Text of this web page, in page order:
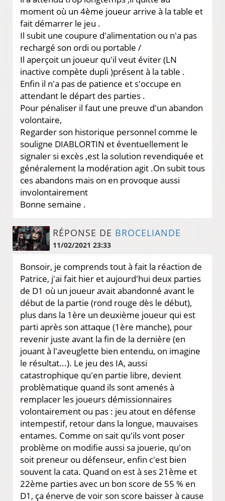
moment où un 4ème joueur arrive à la table et
fait démarrer le jeu .
Il subit une coupure d'alimentation ou n'a pas
rechargé son ordi ou portable /
Il aperçoit un joueur qu'il veut éviter (LN
inactive compète dupli )présent à la table .
Enfin il n'a pas de patience et s'occupe en
attendant le départ des parties .
Pour pénaliser il faut une preuve d'un abandon
volontaire,
Regarder son historique personnel comme le
souligne DIABLORTIN et éventuellement le
signaler si excès ,est la solution revendiquée et
généralement la modération agit .On subit tous
ces abandons mais on en provoque aussi
involontairement
Bonne semaine .
RÉPONSE DE BROCELIANDE
11/02/2021 23:33
Bonsoir, je comprends tout à fait la réaction de
Patrice, j'ai fait hier et aujourd'hui deux parties
de D1 où un joueur avait abandonné avant le
début de la partie (rond rouge dès le début),
plus dans la 1ère un deuxième joueur qui est
parti après son attaque (1ère manche), pour
revenir juste avant la fin de la dernière (en
jouant à l'aveuglette bien entendu, on imagine
le résultat...). Le jeu des IA, aussi
catastrophique qu'en partie libre, devient
problèmatique quand ils sont amenés à
remplacer les joueurs démissionnaires
volontairement ou pas : jeu atout en défense
intempestif, retour dans la longue, mauvaises
entames. Comme on sait qu'ils vont poser
problème on modifie aussi sa jouerie, qu'on
soit preneur ou défenseur, enfin c'est bien
souvent la cata. Quand on est à ses 21ème et
22ème parties avec un bon score de 55 % en
D1, ça énerve de voir son score baisser à cause